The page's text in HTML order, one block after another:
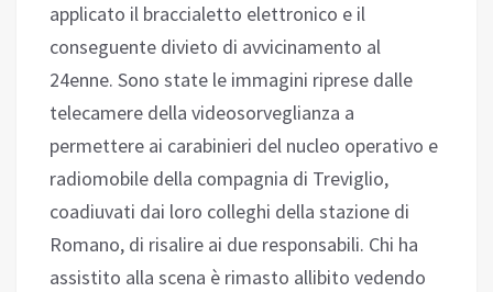
applicato il braccialetto elettronico e il
conseguente divieto di avvicinamento al
24enne. Sono state le immagini riprese dalle
telecamere della videosorveglianza a
permettere ai carabinieri del nucleo operativo e
radiomobile della compagnia di Treviglio,
coadiuvati dai loro colleghi della stazione di
Romano, di risalire ai due responsabili. Chi ha
assistito alla scena è rimasto allibito vedendo